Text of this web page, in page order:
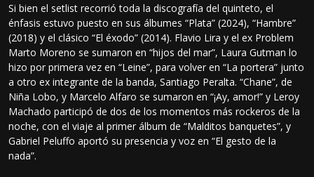
Si bien el setlist recorrió toda la discografía del quinteto, el
énfasis estuvo puesto en sus álbumes “Plata” (2024), “Hambre”
(2018) y el clásico “El éxodo” (2014). Flavio Lira y el ex Problem
Marto Moreno se sumaron en “hijos del mar”, Laura Gutman lo
hizo por primera vez en “Leine”, para volver en “La portera” junto
a otro ex integrante de la banda, Santiago Peralta. “Chane”, de
Niña Lobo, y Marcelo Alfaro se sumaron en “¡Ay, amor!” y Leroy
Machado participó de dos de los momentos más rockeros de la
noche, con el viaje al primer álbum de “Malditos banquetes”, y
Gabriel Peluffo aportó su presencia y voz en “El gesto de la
nada”.